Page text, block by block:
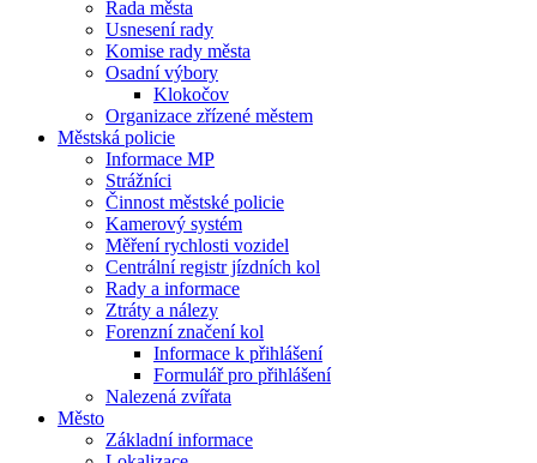
Rada města
Usnesení rady
Komise rady města
Osadní výbory
Klokočov
Organizace zřízené městem
Městská policie
Informace MP
Strážníci
Činnost městské policie
Kamerový systém
Měření rychlosti vozidel
Centrální registr jízdních kol
Rady a informace
Ztráty a nálezy
Forenzní značení kol
Informace k přihlášení
Formulář pro přihlášení
Nalezená zvířata
Město
Základní informace